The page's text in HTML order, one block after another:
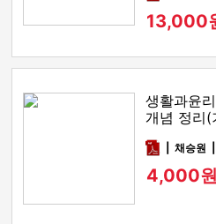
13,000
생활과윤
개념 정리(
pdf채승원
4,000원